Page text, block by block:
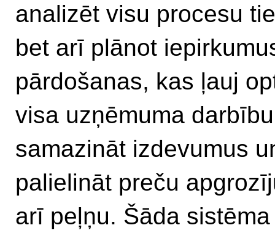
analizēt visu procesu
bet arī plānot
pārdošanas, kas ļauj
visa uzņēmuma
samazināt izdevumus
palielināt preču
arī peļņu. Šāda